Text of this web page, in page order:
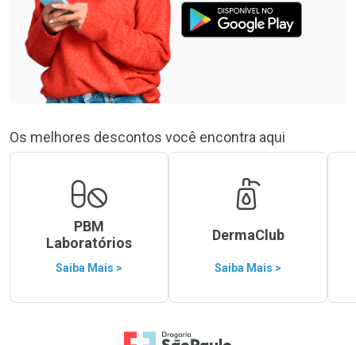
Os melhores descontos você encontra aqui
PBM
Laboratórios
Saiba Mais >
DermaClub
Saiba Mais >
Ir para a Home